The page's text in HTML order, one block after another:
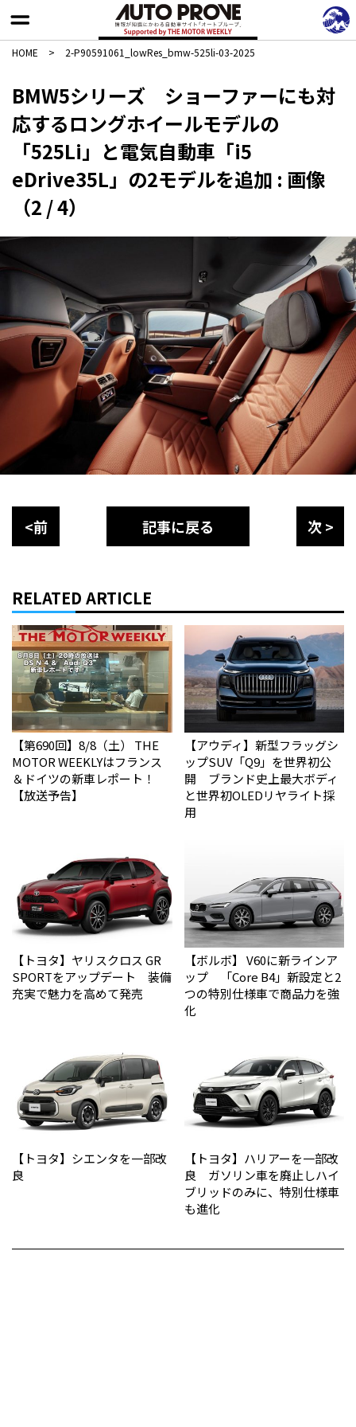
HOME > 2-P90591061_lowRes_bmw-525li-03-2025
BMW5シリーズ ショーファーにも対
応するロングホイールモデルの
「525Li」と電気自動車「i5
eDrive35L」の2モデルを追加 : 画像
（2 / 4）
<前 記事に戻る 次 >
RELATED ARTICLE
【第690回】8/8（土） THE
MOTOR WEEKLYはフランス
＆ドイツの新車レポート！
【放送予告】
【アウディ】新型フラッグシ
ップSUV「Q9」を世界初公
開 ブランド史上最大ボディ
と世界初OLEDリヤライト採
用
【トヨタ】ヤリスクロス GR
SPORTをアップデート 装備
充実で魅力を高めて発売
【ボルボ】 V60に新ラインア
ップ 「Core B4」新設定と2
つの特別仕様車で商品力を強
化
【トヨタ】シエンタを一部改
良
【トヨタ】ハリアーを一部改
良 ガソリン車を廃止しハイ
ブリッドのみに、特別仕様車
も進化